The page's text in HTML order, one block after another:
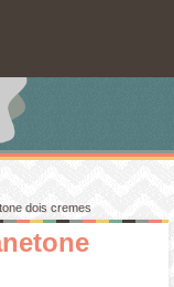
dois cremes